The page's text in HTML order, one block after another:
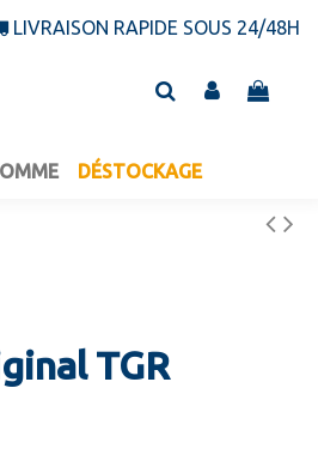
LIVRAISON RAPIDE SOUS 24/48H
DÉSTOCKAGE
TGR